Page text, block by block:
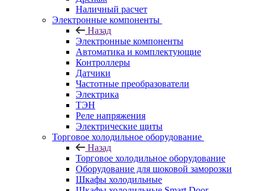
Наличный расчет
Электронные компоненты
Назад
Электронные компоненты
Автоматика и комплектующие
Контроллеры
Датчики
Частотные преобразователи
Электрика
ТЭН
Реле напряжения
Электрические щиты
Торговое холодильное оборудование
Назад
Торговое холодильное оборудование
Оборудование для шоковой заморозки
Шкафы холодильные